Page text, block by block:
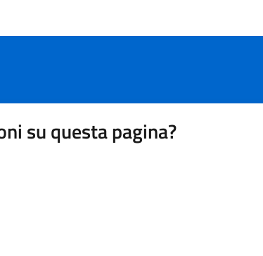
su questa pagina?